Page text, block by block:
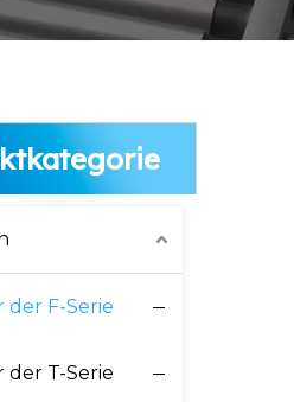
der F-Serie
der T-Serie